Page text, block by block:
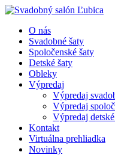
O nás
Svadobné šaty
Spoločenské šaty
Detské šaty
Obleky
Výpredaj
Výpredaj
Výpredaj
Výpredaj
Kontakt
Virtuálna prehliadka
Novinky